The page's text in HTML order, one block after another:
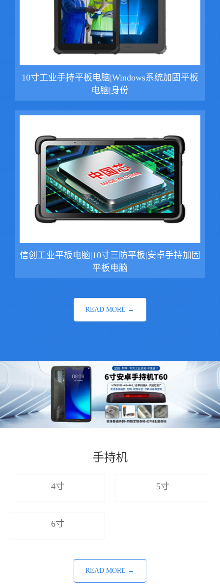
10寸工业手持平板电脑|Windows系统加固平板
电脑|身份
信创工业平板电脑|10寸三防平板|安卓手持加固
平板电脑
READ MORE →
手持机
4寸 5寸
6寸
READ MORE →